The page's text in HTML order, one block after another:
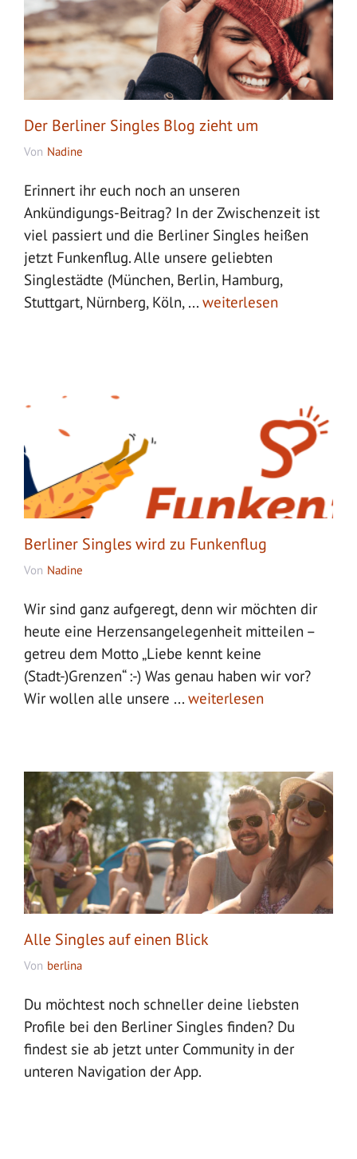
Der Berliner Singles Blog zieht um
Von Nadine
Erinnert ihr euch noch an unseren
Ankündigungs-Beitrag? In der Zwischenzeit ist
viel passiert und die Berliner Singles heißen
jetzt Funkenflug. Alle unsere geliebten
Singlestädte (München, Berlin, Hamburg,
Stuttgart, Nürnberg, Köln, ... weiterlesen
Berliner Singles wird zu Funkenflug
Von Nadine
Wir sind ganz aufgeregt, denn wir möchten dir
heute eine Herzensangelegenheit mitteilen –
getreu dem Motto „Liebe kennt keine
(Stadt-)Grenzen“ :-) Was genau haben wir vor?
Wir wollen alle unsere ... weiterlesen
Alle Singles auf einen Blick
Von berlina
Du möchtest noch schneller deine liebsten
Profile bei den Berliner Singles finden? Du
findest sie ab jetzt unter Community in der
unteren Navigation der App.